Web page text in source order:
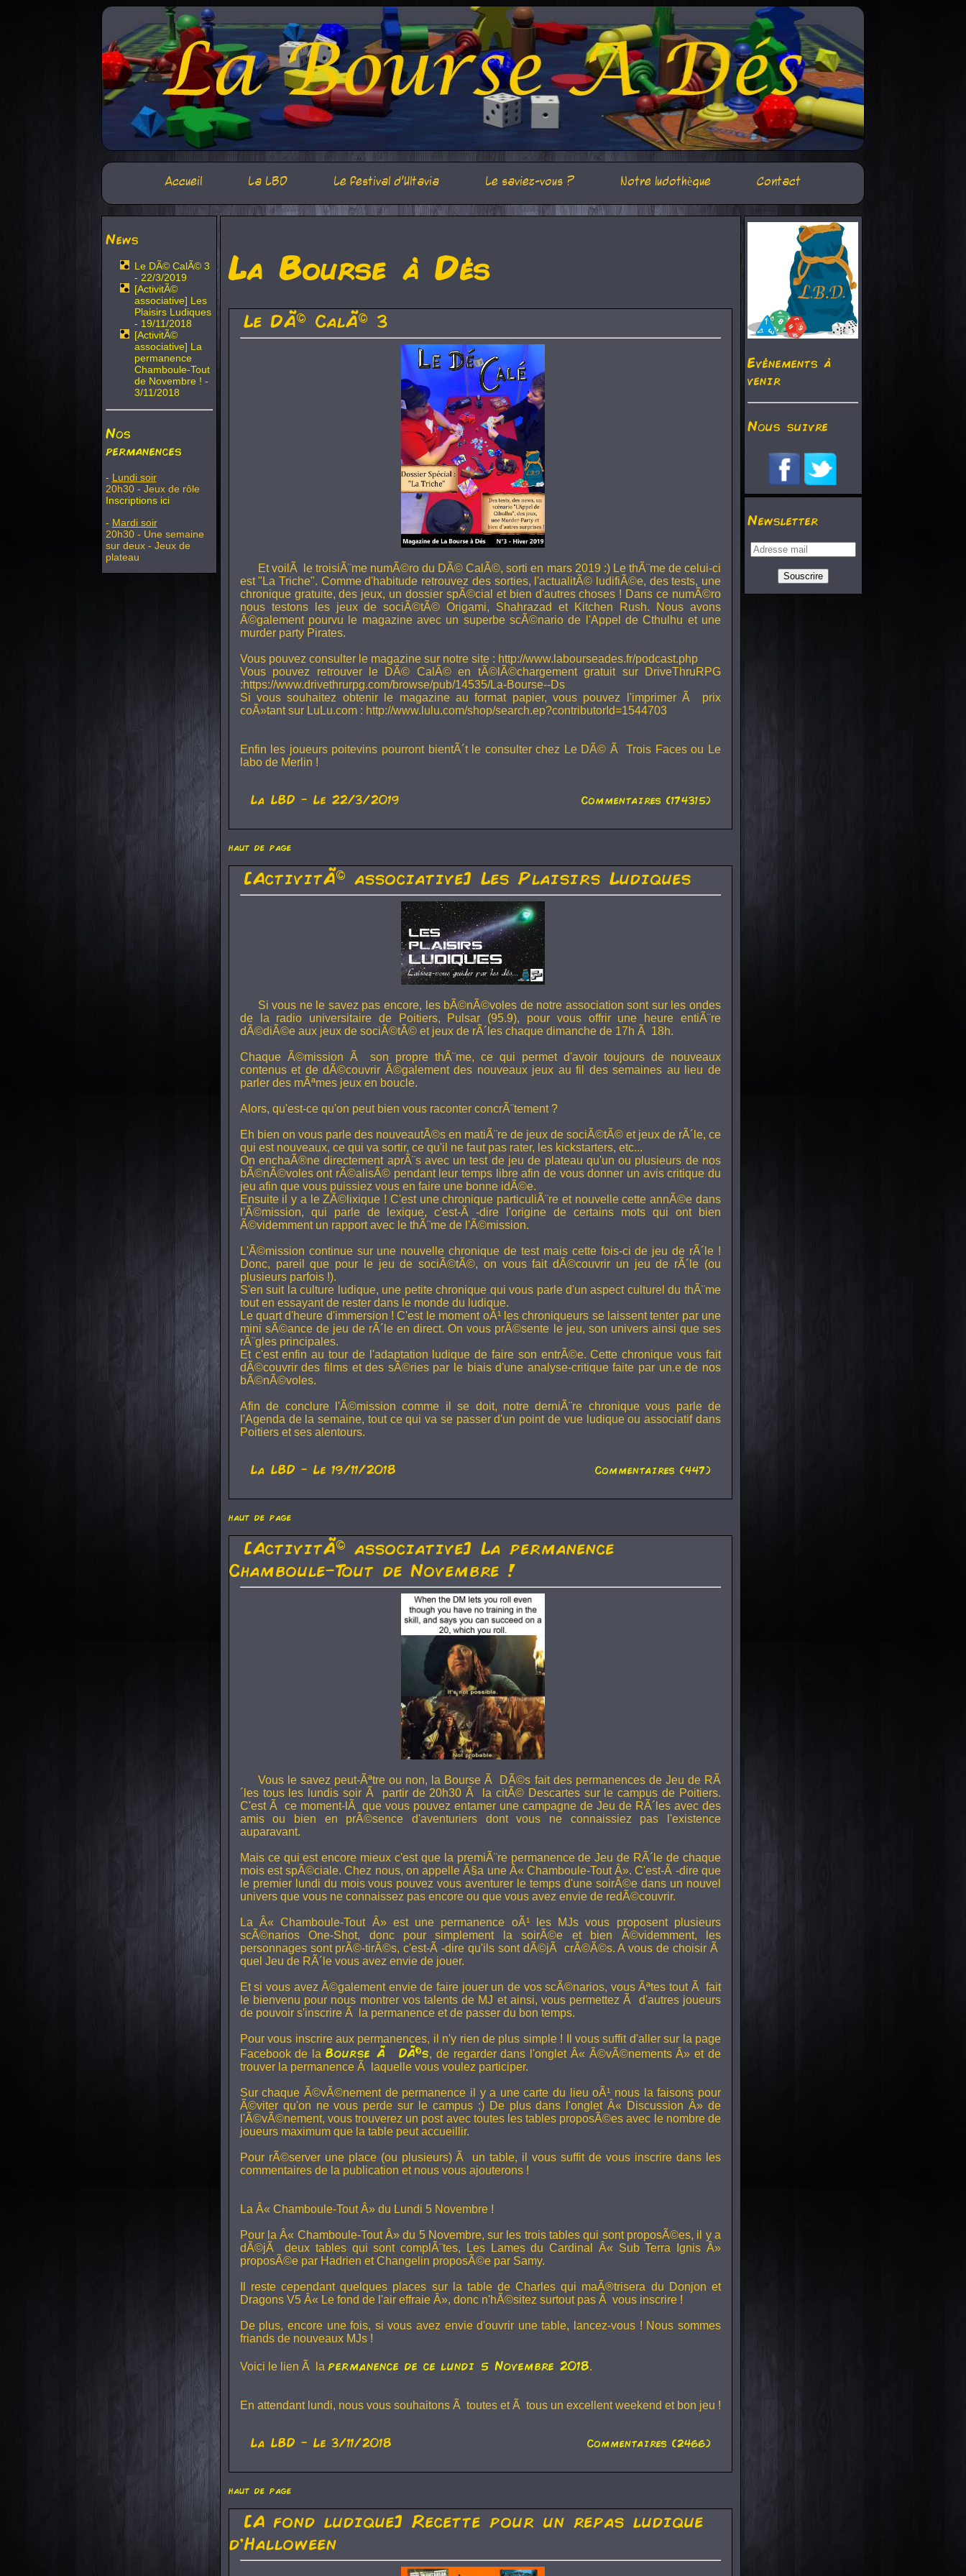
Accueil La LBD Le festival d'Ultavia Le saviez-vous ? Notre ludothèque Contact
News
Le DÃ© CalÃ© 3
- 22/3/2019
[ActivitÃ©
associative] Les
Plaisirs Ludiques
- 19/11/2018
[ActivitÃ©
associative] La
permanence
Chamboule-Tout
de Novembre ! -
3/11/2018
Nos
permanences
- Lundi soir
20h30 - Jeux de rôle
Inscriptions ici
- Mardi soir
20h30 - Une semaine
sur deux - Jeux de
plateau
La Bourse à Dés
Le DÃ© CalÃ© 3
Et voilÃ le troisiÃ¨me numÃ©ro du DÃ© CalÃ©, sorti en mars 2019 :) Le thÃ¨me de celui-ci
est "La Triche". Comme d'habitude retrouvez des sorties, l'actualitÃ© ludifiÃ©e, des tests, une
chronique gratuite, des jeux, un dossier spÃ©cial et bien d'autres choses ! Dans ce numÃ©ro
nous testons les jeux de sociÃ©tÃ© Origami, Shahrazad et Kitchen Rush. Nous avons
Ã©galement pourvu le magazine avec un superbe scÃ©nario de l'Appel de Cthulhu et une
murder party Pirates.
Vous pouvez consulter le magazine sur notre site : http://www.labourseades.fr/podcast.php
Vous pouvez retrouver le DÃ© CalÃ© en tÃ©lÃ©chargement gratuit sur DriveThruRPG
:https://www.drivethrurpg.com/browse/pub/14535/La-Bourse--Ds
Si vous souhaitez obtenir le magazine au format papier, vous pouvez l'imprimer Ã prix
coÃ»tant sur LuLu.com : http://www.lulu.com/shop/search.ep?contributorId=1544703
Enfin les joueurs poitevins pourront bientÃ´t le consulter chez Le DÃ© Ã Trois Faces ou Le
labo de Merlin !
La LBD - Le 22/3/2019 Commentaires (174315)
haut de page
[ActivitÃ© associative] Les Plaisirs Ludiques
Si vous ne le savez pas encore, les bÃ©nÃ©voles de notre association sont sur les ondes
de la radio universitaire de Poitiers, Pulsar (95.9), pour vous offrir une heure entiÃ¨re
dÃ©diÃ©e aux jeux de sociÃ©tÃ© et jeux de rÃ´les chaque dimanche de 17h Ã 18h.
Chaque Ã©mission Ã son propre thÃ¨me, ce qui permet d'avoir toujours de nouveaux
contenus et de dÃ©couvrir Ã©galement des nouveaux jeux au fil des semaines au lieu de
parler des mÃªmes jeux en boucle.
Alors, qu'est-ce qu'on peut bien vous raconter concrÃ¨tement ?
Eh bien on vous parle des nouveautÃ©s en matiÃ¨re de jeux de sociÃ©tÃ© et jeux de rÃ´le, ce
qui est nouveaux, ce qui va sortir, ce qu'il ne faut pas rater, les kickstarters, etc...
On enchaÃ®ne directement aprÃ¨s avec un test de jeu de plateau qu'un ou plusieurs de nos
bÃ©nÃ©voles ont rÃ©alisÃ© pendant leur temps libre afin de vous donner un avis critique du
jeu afin que vous puissiez vous en faire une bonne idÃ©e.
Ensuite il y a le ZÃ©lixique ! C'est une chronique particuliÃ¨re et nouvelle cette annÃ©e dans
l'Ã©mission, qui parle de lexique, c'est-Ã -dire l'origine de certains mots qui ont bien
Ã©videmment un rapport avec le thÃ¨me de l'Ã©mission.
L'Ã©mission continue sur une nouvelle chronique de test mais cette fois-ci de jeu de rÃ´le !
Donc, pareil que pour le jeu de sociÃ©tÃ©, on vous fait dÃ©couvrir un jeu de rÃ´le (ou
plusieurs parfois !).
S'en suit la culture ludique, une petite chronique qui vous parle d'un aspect culturel du thÃ¨me
tout en essayant de rester dans le monde du ludique.
Le quart d'heure d'immersion ! C'est le moment oÃ¹ les chroniqueurs se laissent tenter par une
mini sÃ©ance de jeu de rÃ´le en direct. On vous prÃ©sente le jeu, son univers ainsi que ses
rÃ¨gles principales.
Et c'est enfin au tour de l'adaptation ludique de faire son entrÃ©e. Cette chronique vous fait
dÃ©couvrir des films et des sÃ©ries par le biais d'une analyse-critique faite par un.e de nos
bÃ©nÃ©voles.
Afin de conclure l'Ã©mission comme il se doit, notre derniÃ¨re chronique vous parle de
l'Agenda de la semaine, tout ce qui va se passer d'un point de vue ludique ou associatif dans
Poitiers et ses alentours.
La LBD - Le 19/11/2018 Commentaires (447)
haut de page
[ActivitÃ© associative] La permanence
Chamboule-Tout de Novembre !
Vous le savez peut-Ãªtre ou non, la Bourse Ã DÃ©s fait des permanences de Jeu de RÃ
´les tous les lundis soir Ã partir de 20h30 Ã la citÃ© Descartes sur le campus de Poitiers.
C'est Ã ce moment-lÃ que vous pouvez entamer une campagne de Jeu de RÃ´les avec des
amis ou bien en prÃ©sence d'aventuriers dont vous ne connaissiez pas l'existence
auparavant.
Mais ce qui est encore mieux c'est que la premiÃ¨re permanence de Jeu de RÃ´le de chaque
mois est spÃ©ciale. Chez nous, on appelle Ã§a une Â« Chamboule-Tout Â». C'est-Ã -dire que
le premier lundi du mois vous pouvez vous aventurer le temps d'une soirÃ©e dans un nouvel
univers que vous ne connaissez pas encore ou que vous avez envie de redÃ©couvrir.
La Â« Chamboule-Tout Â» est une permanence oÃ¹ les MJs vous proposent plusieurs
scÃ©narios One-Shot, donc pour simplement la soirÃ©e et bien Ã©videmment, les
personnages sont prÃ©-tirÃ©s, c'est-Ã -dire qu'ils sont dÃ©jÃ crÃ©Ã©s. A vous de choisir Ã
quel Jeu de RÃ´le vous avez envie de jouer.
Et si vous avez Ã©galement envie de faire jouer un de vos scÃ©narios, vous Ãªtes tout Ã fait
le bienvenu pour nous montrer vos talents de MJ et ainsi, vous permettez Ã d'autres joueurs
de pouvoir s'inscrire Ã la permanence et de passer du bon temps.
Pour vous inscrire aux permanences, il n'y rien de plus simple ! Il vous suffit d'aller sur la page
Facebook de la Bourse Ã DÃ©s, de regarder dans l'onglet Â« Ã©vÃ©nements Â» et de
trouver la permanence Ã laquelle vous voulez participer.
Sur chaque Ã©vÃ©nement de permanence il y a une carte du lieu oÃ¹ nous la faisons pour
Ã©viter qu'on ne vous perde sur le campus ;) De plus dans l'onglet Â« Discussion Â» de
l'Ã©vÃ©nement, vous trouverez un post avec toutes les tables proposÃ©es avec le nombre de
joueurs maximum que la table peut accueillir.
Pour rÃ©server une place (ou plusieurs) Ã un table, il vous suffit de vous inscrire dans les
commentaires de la publication et nous vous ajouterons !
La Â« Chamboule-Tout Â» du Lundi 5 Novembre !
Pour la Â« Chamboule-Tout Â» du 5 Novembre, sur les trois tables qui sont proposÃ©es, il y a
dÃ©jÃ deux tables qui sont complÃ¨tes,
Les Lames du Cardinal
Â« Sub Terra Ignis Â»
proposÃ©e par Hadrien etChangelin proposÃ©e par Samy.
Il reste cependant quelques places sur la table de Charles qui maÃ®trisera du Donjon et
Dragons V5Â« Le fond de l'air effraie Â», donc n'hÃ©sitez surtout pas Ã vous inscrire !
De plus, encore une fois, si vous avez envie d'ouvrir une table, lancez-vous ! Nous sommes
friands de nouveaux MJs !
Voici le lien Ã la permanence de ce lundi 5 Novembre 2018.
En attendant lundi, nous vous souhaitons Ã toutes et Ã tous un excellent weekend et bon jeu !
La LBD - Le 3/11/2018 Commentaires (2466)
haut de page
[A fond ludique] Recette pour un repas ludique
d'Halloween
Evénements à
venir
Nous suivre
Newsletter